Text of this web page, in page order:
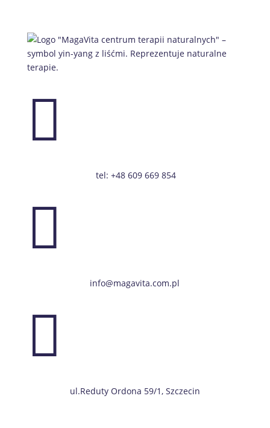

tel: +48 609 669 854

info@magavita.com.pl

ul.Reduty Ordona 59/1, Szczecin